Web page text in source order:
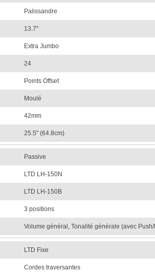
Palissandre
13.7"
Extra Jumbo
24
Points Offset
Moulé
42mm
25.5" (64.8cm)
Passive
LTD LH-150N
LTD LH-150B
3 positions
Volume général, Tonalité générale (avec
LTD Fixe
Cordes traversantes